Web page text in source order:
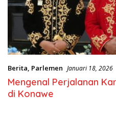
Berita, Parlemen Januari 18, 2026
Mengenal Perjalanan
di Konawe